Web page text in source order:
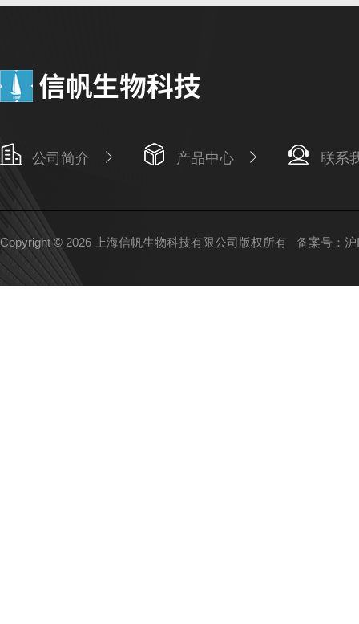
公司简介 产品中心 联系
Copyright © 2026 上海信帆生物科技有限公司版权所有 备案号：